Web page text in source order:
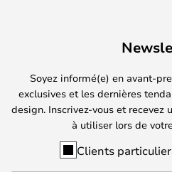
Soyez informé(e) en avant-
exclusives et les dernières
design. Inscrivez-vous et recevez
à utiliser lors de
Clients